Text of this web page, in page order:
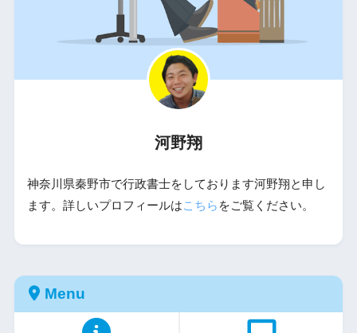
河野翔
神奈川県秦野市で行政書士をしております河野翔と申し
ます。詳しいプロフィールはこちら をご覧ください。
Menu